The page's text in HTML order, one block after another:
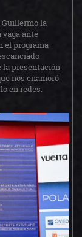
la
ante
el programa
la presentación
nos enamoró
en redes.